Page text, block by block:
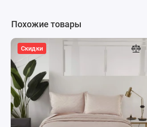
Похожие товары
Скидки